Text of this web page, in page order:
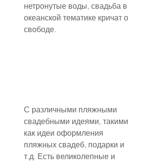
нетронутые воды, свадьба в
океанской тематике кричат о
свободе.
С различными пляжными
свадебными идеями, такими
как идеи оформления
пляжных свадеб, подарки и
т.д. Есть великолепные и